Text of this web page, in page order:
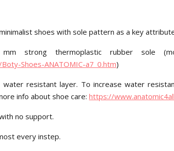
shoes with sole pattern as a key
strong thermoplastic rubber sole
Shoes-ANATOMIC-a7_0.htm)
resistant layer. To increase water
info about shoe care: https://
no support.
every instep.